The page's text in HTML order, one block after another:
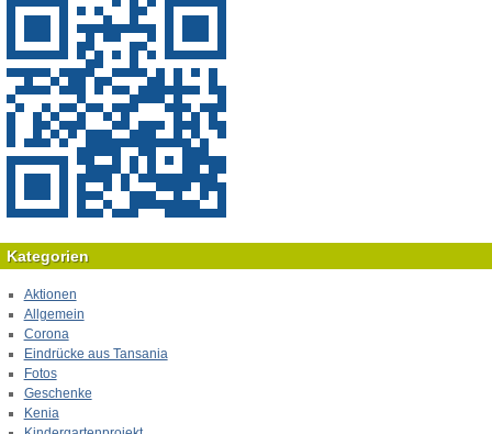
Kategorien
Aktionen
Allgemein
Corona
Eindrücke aus Tansania
Fotos
Geschenke
Kenia